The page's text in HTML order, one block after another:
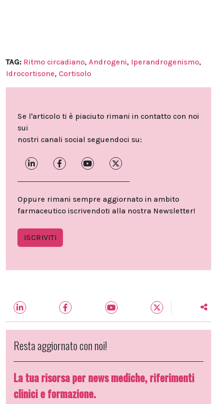
TAG: Ritmo circadiano, Androgeni, Iperandrogenismo,
Idrocortisone, Cortisolo
Se l'articolo ti è piaciuto rimani in contatto con noi
sui
nostri canali social seguendoci su:
Oppure rimani sempre aggiornato in ambito
farmaceutico iscrivendoti alla nostra Newsletter!
ISCRIVITI
Resta aggiornato con noi!
La tua risorsa per news mediche, riferimenti
clinici e formazione.